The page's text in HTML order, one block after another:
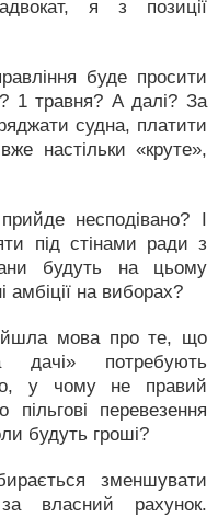
я з позиції
буде просити
1 травня? А далі? За
судна, платити
настільки «круте»,
несподівано? І
під стінами ради з
будуть на цьому
амбіції на виборах?
мова про те, що
дачі» потребують
у чому не правий
перевезення
будуть гроші?
зменшувати
власний рахунок.